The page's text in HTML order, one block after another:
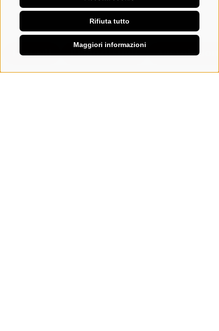
Rifiuta tutto
Maggiori informazioni
Dettagli Piano di studi